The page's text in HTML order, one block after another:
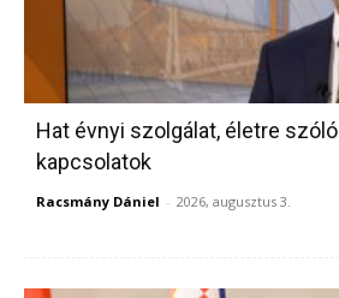
Hat évnyi szolgálat, életre szóló
kapcsolatok
Racsmány Dániel - 2026, augusztus 3.